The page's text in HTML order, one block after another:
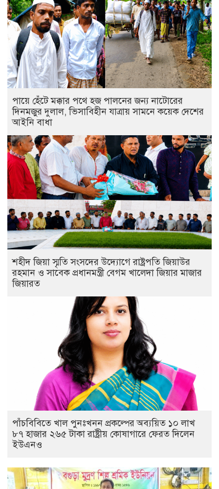
পায়ে হেঁটে মক্কার পথে হজ পালনের জন্য নাটোরের
দিনমজুর দুলাল, ভিসাবিহীন যাত্রায় সামনে কয়েক দেশের
আইনি বাধা
শহীদ জিয়া স্মৃতি সংসদের উদ্যোগে রাষ্ট্রপতি জিয়াউর
রহমান ও সাবেক প্রধানমন্ত্রী বেগম খালেদা জিয়ার মাজার
জিয়ারত
পাঁচবিবিতে খাল পুনঃখনন প্রকল্পের অব্যয়িত ১০ লাখ
৮৭ হাজার ২৬৫ টাকা রাষ্ট্রীয় কোষাগারে ফেরত দিলেন
ইউএনও